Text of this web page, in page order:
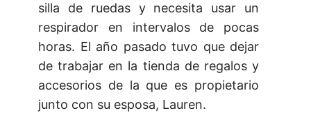
silla de ruedas y necesita usar un
respirador en intervalos de pocas
horas. El año pasado tuvo que dejar
de trabajar en la tienda de regalos y
accesorios de la que es propietario
junto con su esposa, Lauren.